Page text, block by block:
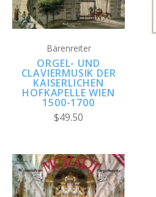
Bärenreiter
ORGEL- UND
CLAVIERMUSIK DER
KAISERLICHEN
HOFKAPELLE WIEN
1500-1700
$49.50